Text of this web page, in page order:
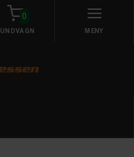
0
MENY